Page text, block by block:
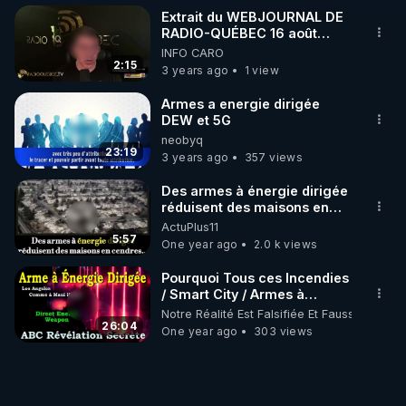
Assange), la cartographie et le SWS (Sentient
World Simulation).
Sur les sites en ruine ou brûlés après des attaques
par tirs d’énergie dirigée, on peut y mesurer,
pendant quelques heures après, des traces de
Deutérium, un gaz rare qui est la preuve formelle
qu’une réaction de fusion nucléaire s’y est produite
(il en est le déchet), suite à ces tirs qui «
vaporisent/pulvérisent » la matière sur place en
poussières sans laisser aucuns gravats retomber
au sol.
https://tinyurl.com/53s77ba2
https://tinyurl.com/2wcf8zd6
https://tinyurl.com/2p9psjfw
https://tinyurl.com/598hp53r
2:15
Extrait du WEBJOURNAL DE
RADIO-QUÉBEC 16 août
2023 - LE POUVOIR
Addendum - Feux
INFO CARO
3 years ago
1 view
23:19
Armes a energie dirigée
DEW et 5G
neobyq
3 years ago
357 views
5:57
Des armes à énergie dirigée
réduisent des maisons en
cendres.
ActuPlus11
One year ago
2.0 k views
26:04
Pourquoi Tous ces Incendies
/ Smart City / Armes à
énergie dirigée !!
Notre Réalité Est Falsifiée Et Fausse
One year ago
303 views